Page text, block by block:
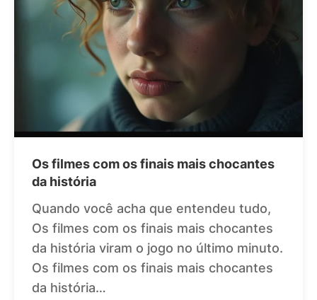
Os filmes com os finais mais chocantes
da história
Quando você acha que entendeu tudo,
Os filmes com os finais mais chocantes
da história viram o jogo no último minuto.
Os filmes com os finais mais chocantes
da história…